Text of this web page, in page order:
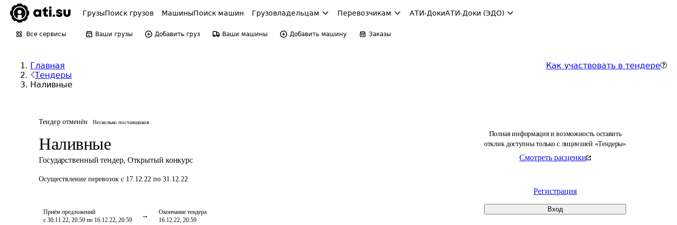
ГрузыПоиск грузов МашиныПоиск машин Грузовладельцам Перевозчикам АТИ-ДокиАТИ-Доки (ЭДО)
Все сервисы Ваши грузы Добавить груз Ваши машины Добавить машину Заказы
Главная
Тендеры
Наливные
Как участвовать в тендере
Тендер отменён Несколько поставщиков
Наливные
Государственный тендер, Открытый конкурс
Осуществление перевозок с 17.12.22 по 31.12.22
Приём предложений
с 30.11.22, 20:59 по 16.12.22, 20:59
Окончание тендера
16.12.22, 20:59
Полная информация и возможность оставить
отклик доступны только с лицензией «Тендеры»
Смотреть расценки
Регистрация
Вход